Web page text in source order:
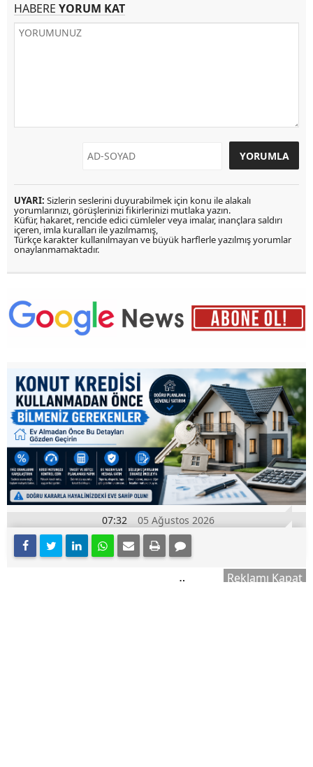
HABERE YORUM KAT
UYARI: Sizlerin seslerini duyurabilmek için konu ile alakalı
yorumlarınızı, görüşlerinizi fikirlerinizi mutlaka yazın.
Küfür, hakaret, rencide edici cümleler veya imalar, inançlara saldırı
içeren, imla kuralları ile yazılmamış,
Türkçe karakter kullanılmayan ve büyük harflerle yazılmış yorumlar
onaylanmamaktadır.
07:32 05 Ağustos 2026
Konut Kredisi Çekmeden Önce Bu Hatayı
A+
Reklamı Kapat